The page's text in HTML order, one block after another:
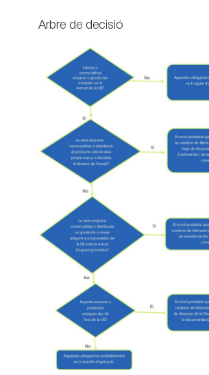
Arbre de decisió